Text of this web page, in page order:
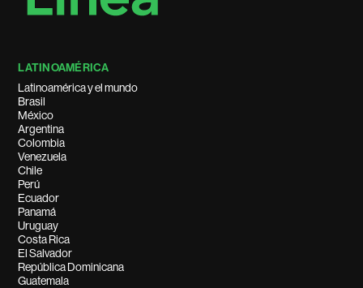
LATINOAMÉRICA
Latinoamérica y el mundo
Brasil
México
Argentina
Colombia
Venezuela
Chile
Perú
Ecuador
Panamá
Uruguay
Costa Rica
El Salvador
República Dominicana
Guatemala